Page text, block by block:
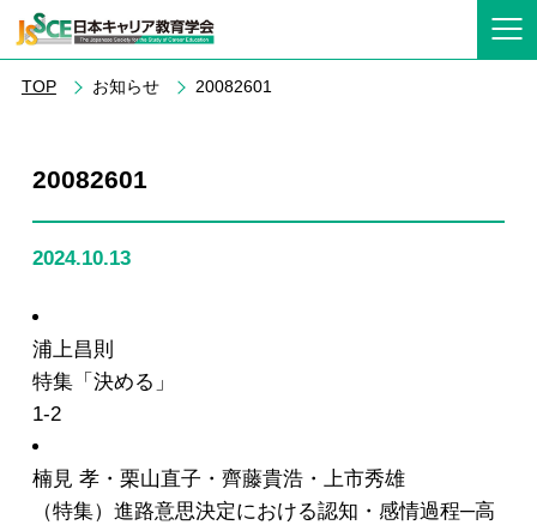
TOP お知らせ 20082601
20082601
2024.10.13
浦上昌則
特集「決める」
1-2
楠見 孝・栗山直子・齊藤貴浩・上市秀雄
（特集）進路意思決定における認知・感情過程─高